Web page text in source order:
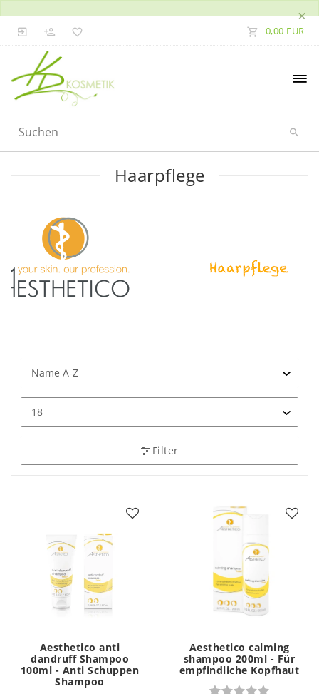
×
0,00 EUR
Haarpflege
Filter
Aesthetico anti
dandruff Shampoo
100ml - Anti Schuppen
Shampoo
Aesthetico calming
shampoo 200ml - Für
empfindliche Kopfhaut